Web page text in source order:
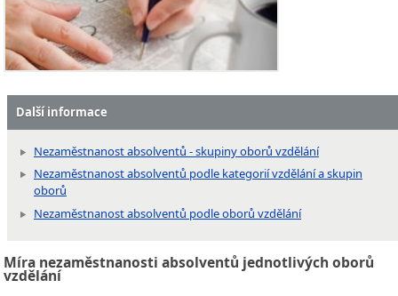
Další informace
Nezaměstnanost absolventů - skupiny oborů vzdělání
Nezaměstnanost absolventů podle kategorií vzdělání a skupin
oborů
Nezaměstnanost absolventů podle oborů vzdělání
Míra nezaměstnanosti absolventů jednotlivých oborů
vzdělání